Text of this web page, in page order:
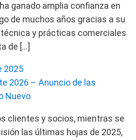
ganado amplia confianza en
de muchos años gracias a su
y prácticas comerciales
de […]
2025
2026 – Anuncio de las
Nuevo
clientes y socios, mientras se
las últimas hojas de 2025,